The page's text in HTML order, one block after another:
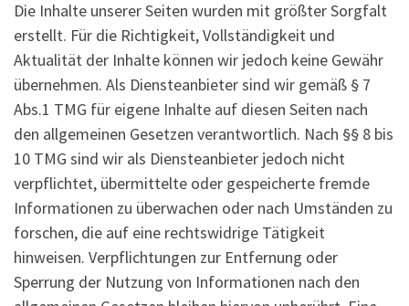
Die Inhalte unserer Seiten wurden mit größter Sorgfalt
erstellt. Für die Richtigkeit, Vollständigkeit und
Aktualität der Inhalte können wir jedoch keine Gewähr
übernehmen. Als Diensteanbieter sind wir gemäß § 7
Abs.1 TMG für eigene Inhalte auf diesen Seiten nach
den allgemeinen Gesetzen verantwortlich. Nach §§ 8 bis
10 TMG sind wir als Diensteanbieter jedoch nicht
verpflichtet, übermittelte oder gespeicherte fremde
Informationen zu überwachen oder nach Umständen zu
forschen, die auf eine rechtswidrige Tätigkeit
hinweisen. Verpflichtungen zur Entfernung oder
Sperrung der Nutzung von Informationen nach den